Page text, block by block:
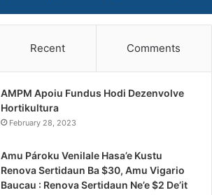
Recent Comments
AMPM Apoiu Fundus Hodi Dezenvolve
Hortikultura
February 28, 2023
Amu Pároku Venilale Hasa’e Kustu
Renova Sertidaun Ba $30, Amu Vigario
Baucau : Renova Sertidaun Ne’e $2 De’it